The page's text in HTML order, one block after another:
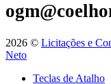
2026 © Licitações e
Neto
Teclas de Atalho